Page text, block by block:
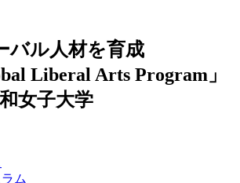
バル人材を育成
Liberal Arts Program」
女子大学
ム